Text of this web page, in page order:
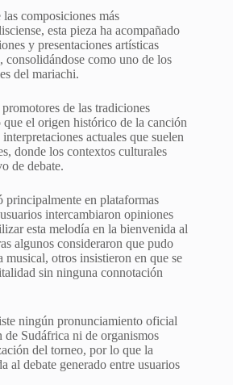
composiciones más
esta pieza ha acompañado
y presentaciones artísticas
como uno de los
del mariachi.
de las tradiciones
que el origen histórico de la canción
actuales que suelen
donde los contextos culturales
de debate.
principalmente en plataformas
intercambiaron opiniones
esta melodía en la bienvenida al
algunos consideraron que pudo
musical, otros insistieron en que se
sin ninguna connotación
ningún pronunciamiento oficial
de Sudáfrica ni de organismos
del torneo, por lo que la
al debate generado entre usuarios